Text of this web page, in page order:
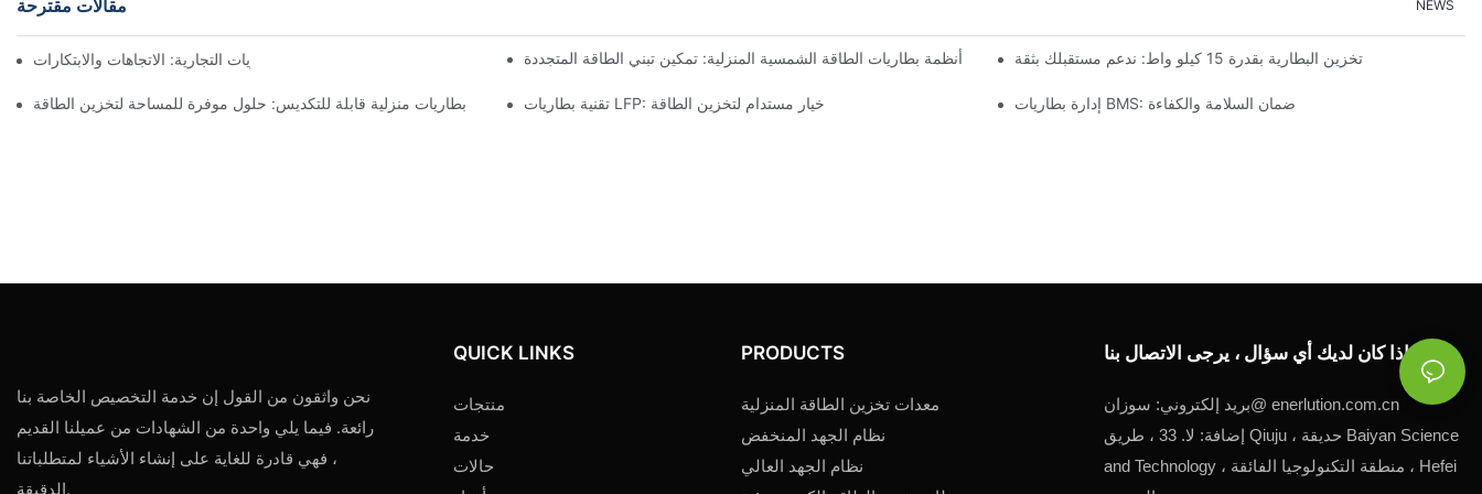
مقالات مقترحة NEWS
مستقبل تخزين البطاريات التجارية: الاتجاهات والابتكارات أنظمة بطاريات الطاقة الشمسية المنزلية: تمكين تبني الطاقة المتجددة تخزين البطارية بقدرة 15 كيلو واط: ندعم مستقبلك بثقة
بطاريات منزلية قابلة للتكديس: حلول موفرة للمساحة لتخزين الطاقة تقنية بطاريات LFP: خيار مستدام لتخزين الطاقة إدارة بطاريات BMS: ضمان السلامة والكفاءة
نحن واثقون من القول إن خدمة التخصيص الخاصة بنا
رائعة. فيما يلي واحدة من الشهادات من عميلنا القديم
، فهي قادرة للغاية على إنشاء الأشياء لمتطلباتنا
الدقيقة.
QUICK LINKS
منتجات
خدمة
حالات
PRODUCTS
معدات تخزين الطاقة المنزلية
نظام الجهد المنخفض
نظام الجهد العالي
إذا كان لديك أي سؤال ، يرجى الاتصال بنا.
بريد إلكتروني:سوزان@ enerlution.com.cn
إضافة: لا. 33 ، طريق Qiuju ، حديقة Baiyan Science
and Technology ، منطقة التكنولوجيا الفائقة ، Hefei